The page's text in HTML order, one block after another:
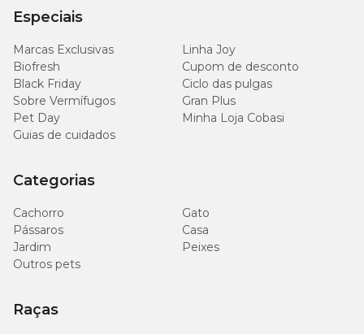
Especiais
Marcas Exclusivas
Linha Joy
Biofresh
Cupom de desconto
Black Friday
Ciclo das pulgas
Sobre Vermífugos
Gran Plus
Pet Day
Minha Loja Cobasi
Guias de cuidados
Categorias
Cachorro
Gato
Pássaros
Casa
Jardim
Peixes
Outros pets
Raças